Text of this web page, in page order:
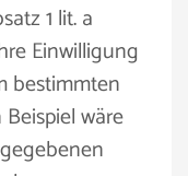
1 lit. a
Einwilligung
bestimmten
wäre